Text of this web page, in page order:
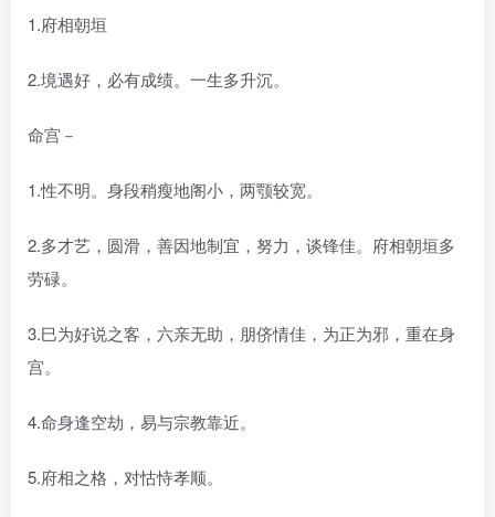
1.府相朝垣
2.境遇好，必有成绩。一生多升沉。
命宫－
1.性不明。身段稍瘦地阁小，两颚较宽。
2.多才艺，圆滑，善因地制宜，努力，谈锋佳。府相朝垣多
劳碌。
3.巳为好说之客，六亲无助，朋侪情佳，为正为邪，重在身
宫。
4.命身逢空劫，易与宗教靠近。
5.府相之格，对怙恃孝顺。